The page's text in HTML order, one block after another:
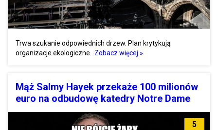
Trwa szukanie odpowiednich drzew. Plan krytykują
organizacje ekologiczne. Zobacz więcej »
Mąż Salmy Hayek przekaże 100 milionów
euro na odbudowę katedry Notre Dame
5